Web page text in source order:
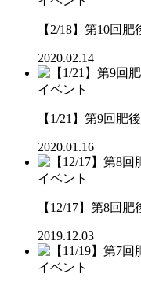
【2/18】第10回
2020.02.14
イベント
【1/21】第9回肥
2020.01.16
イベント
【12/17】第8回
2019.12.03
イベント